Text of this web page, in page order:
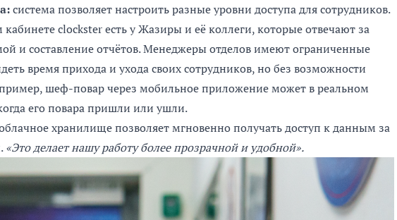
система позволяет настроить разные уровни доступа для сотрудников.
clockster есть у Жазиры и её коллеги, которые отвечают за
и составление отчётов. Менеджеры отделов имеют ограниченные
время прихода и ухода своих сотрудников, но без возможности
шеф-повар через мобильное приложение может в реальном
его повара пришли или ушли.
хранилище позволяет мгновенно получать доступ к данным за
«Это делает нашу работу более прозрачной и удобной».